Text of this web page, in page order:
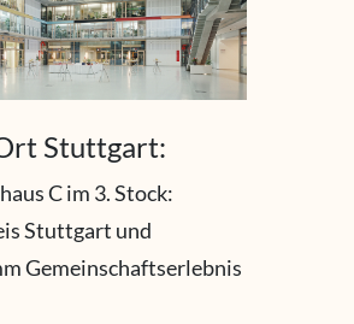
Stuttgart:
C im 3. Stock:
Stuttgart und
Gemeinschaftserlebnis